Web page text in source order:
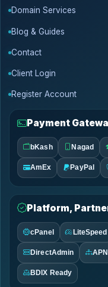
Domain Services
Blog & Guides
Contact
Client Login
Register Account
Payment
bKash Nagad
AmEx PayPal
Platform,
cPanel LiteSpeed
DirectAdmin
BDIX Ready